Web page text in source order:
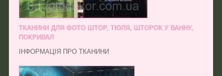
ТКАНИНИ ДЛЯ ФОТО ШТОР, ТЮЛЯ, ШТОРОК У ВАННУ,
ПОКРИВАЛ
ІНФОРМАЦІЯ ПРО ТКАНИНИ